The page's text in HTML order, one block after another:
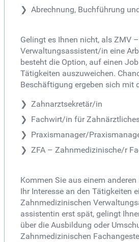
Abrechnung, Buchführung
Gelingt es Ihnen nicht, als ZMV
Verwaltungsassistent/in eine
besteht die Option, auf einen
Tätigkeiten auszuweichen.
Beschäftigung ergeben sich mit
Zahnarztsekretär/in
Fachwirt/in für
Praxismanager/
ZFA – Zahnmedizinische/r
Kommen Sie aus einem
Ihr Interesse an den Tätigkeiten
Zahnmedizinischen
assistentin erst spät, gelingt
über die Ausbildung oder
Zahnmedizinischen